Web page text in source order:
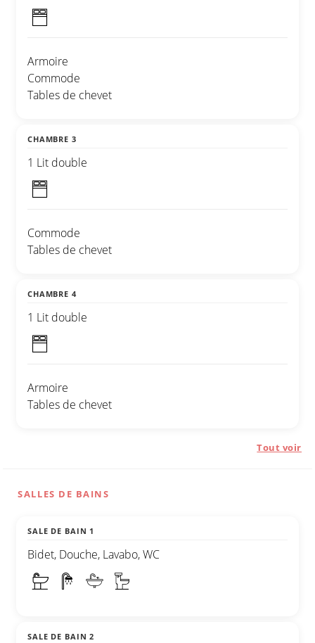
Armoire
Commode
Tables de chevet
CHAMBRE 3
1 Lit double
Commode
Tables de chevet
CHAMBRE 4
1 Lit double
Armoire
Tables de chevet
Tout voir
SALLES DE BAINS
SALE DE BAIN 1
Bidet, Douche, Lavabo, WC
SALE DE BAIN 2